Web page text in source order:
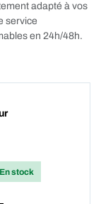
adapté à vos
service
en 24h/48h.
En stock